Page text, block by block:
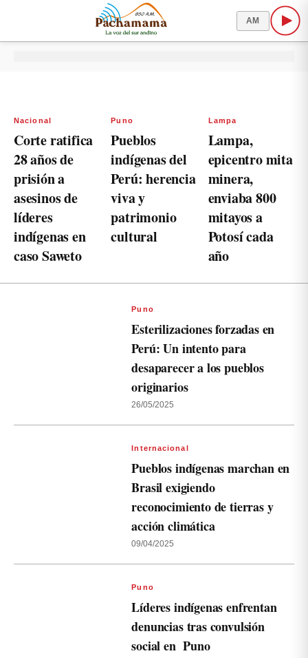
AM
Nacional
Corte ratifica
28 años de
prisión a
asesinos de
líderes
indígenas en
caso Saweto
Puno
Pueblos
indígenas del
Perú: herencia
viva y
patrimonio
cultural
Lampa
Lampa,
epicentro mita
minera,
enviaba 800
mitayos a
Potosí cada
año
Puno
Esterilizaciones forzadas en
Perú: Un intento para
desaparecer a los pueblos
originarios
26/05/2025
Internacional
Pueblos indígenas marchan en
Brasil exigiendo
reconocimiento de tierras y
acción climática
09/04/2025
Puno
Líderes indígenas enfrentan
denuncias tras convulsión
social en Puno